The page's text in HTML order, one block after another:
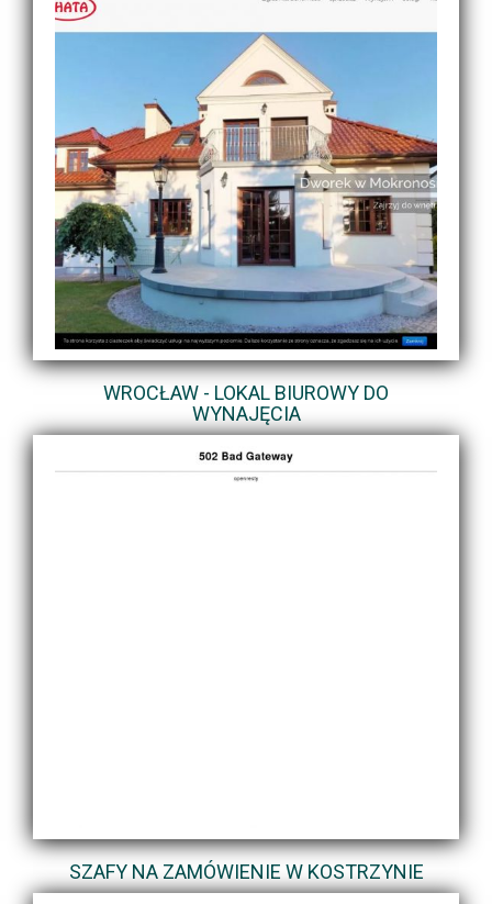
WROCŁAW - LOKAL BIUROWY DO
WYNAJĘCIA
SZAFY NA ZAMÓWIENIE W KOSTRZYNIE